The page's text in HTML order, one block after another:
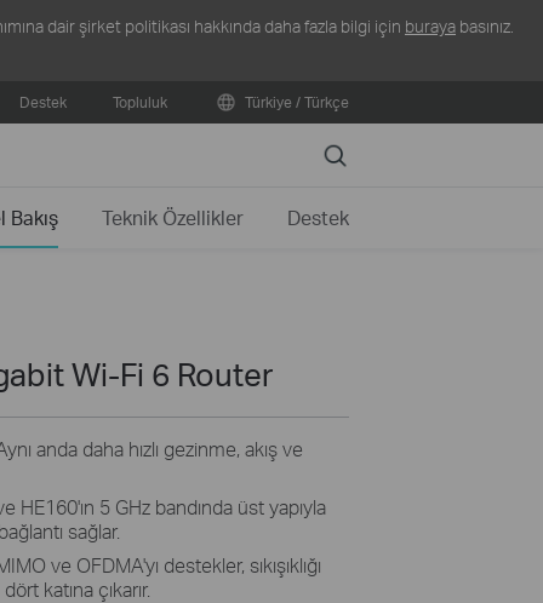
dair şirket politikası hakkında daha fazla bilgi için buraya basınız.
Destek Topluluk Türkiye / Türkçe
Search
Bakış Teknik Özellikler Destek
Wi-Fi 6 Router
anda daha hızlı gezinme, akış ve
HE160'ın 5 GHz bandında üst yapıyla
sağlar.
ve OFDMA'yı destekler, sıkışıklığı
katına çıkarır.